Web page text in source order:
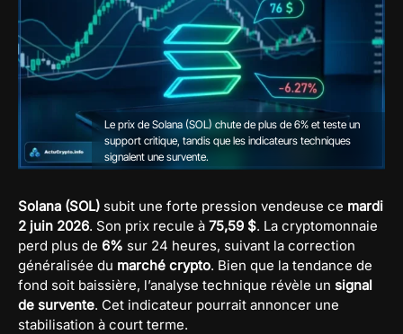
Le prix de Solana (SOL) chute de plus de 6% et teste un
support critique, tandis que les indicateurs techniques
signalent une survente.
Solana (SOL) subit une forte pression vendeuse ce mardi
2 juin 2026. Son prix recule à 75,59 $. La cryptomonnaie
perd plus de 6% sur 24 heures, suivant la correction
généralisée du marché crypto. Bien que la tendance de
fond soit baissière, l’analyse technique révèle un signal
de survente. Cet indicateur pourrait annoncer une
stabilisation à court terme.